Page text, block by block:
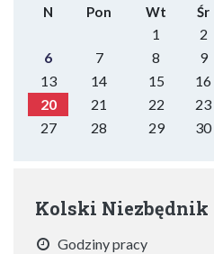
N Pon Wt Śr
1 2
6
7 8 9
13
14 15 16
20
21 22 23
27
28 29 30
Kolski Niezbędnik
Godziny pracy